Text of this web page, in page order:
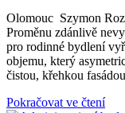
Olomouc Szymon
Proměnu zdánlivě
pro rodinné bydlení
objemu, který
čistou, křehkou
Pokračovat ve čtení